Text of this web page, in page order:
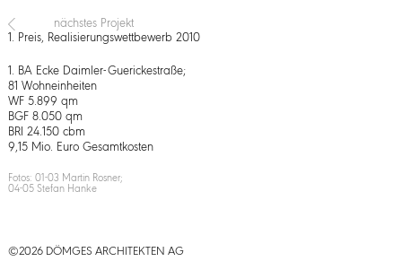
nächstes Projekt
1. Preis, Realisierungswettbewerb 2010
1. BA Ecke Daimler-Guerickestraße;
81 Wohneinheiten
WF 5.899 qm
BGF 8.050 qm
BRI 24.150 cbm
9,15 Mio. Euro Gesamtkosten
Fotos: 01-03 Martin Rosner;
04-05 Stefan Hanke
©2026 DÖMGES ARCHITEKTEN AG